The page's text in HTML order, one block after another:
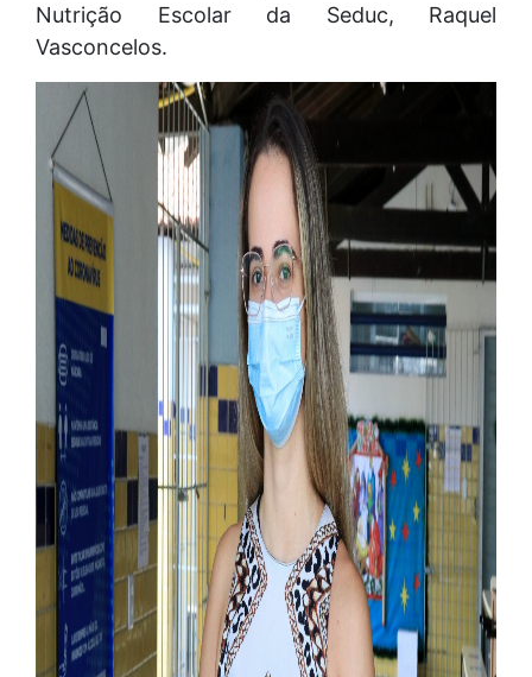
Nutrição Escolar da Seduc, Raquel
Vasconcelos.